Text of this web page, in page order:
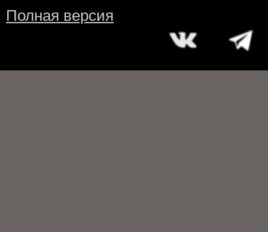
Полная версия